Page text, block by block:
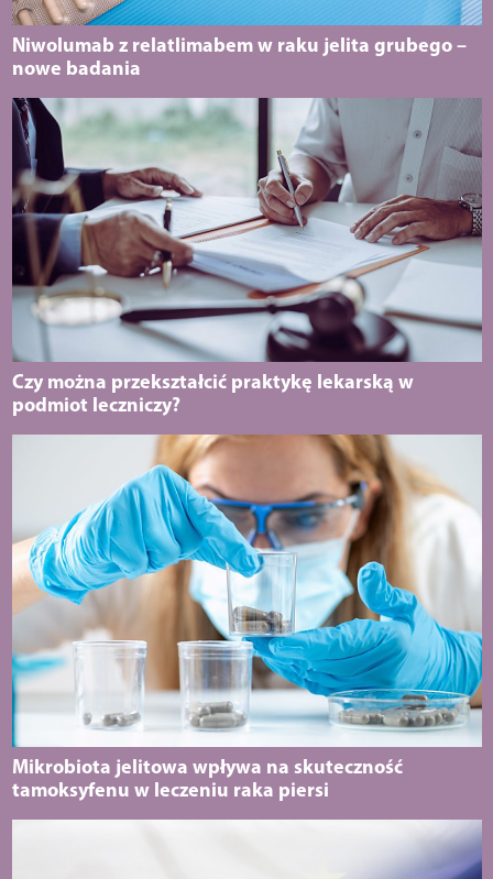
Niwolumab z relatlimabem w raku jelita grubego –
nowe badania
Czy można przekształcić praktykę lekarską w
podmiot leczniczy?
Mikrobiota jelitowa wpływa na skuteczność
tamoksyfenu w leczeniu raka piersi